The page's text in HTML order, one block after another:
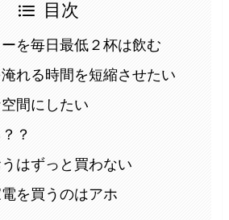
目次
を毎日最低２杯は飲む
れる時間を短縮させたい
間にしたい
？
はずっと買わない
を買うのはアホ